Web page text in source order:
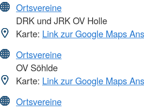
Ortsvereine
DRK und JRK OV Holle
Karte: Link zur Google Maps
Ortsvereine
OV Söhlde
Karte: Link zur Google Maps
Ortsvereine